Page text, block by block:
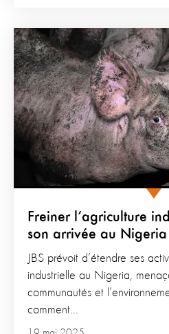
Freiner l’agriculture
son arrivée au Nigeria
JBS prévoit d’étendre ses
industrielle au Nigeria,
communautés et
comment...